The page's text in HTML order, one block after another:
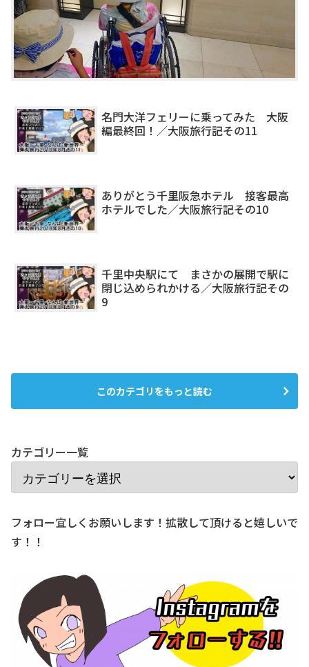
名門大洋フェリーに乗ってみた 大阪
編最終回！／大阪旅行記その11
ありがとう千里阪急ホテル 接客最高
ホテルでした／大阪旅行記その10
千里中央駅にて まさかの展開で駅に
閉じ込められかける／大阪旅行記その
9
このカテゴリをもっと読む
カテゴリー一覧
フォロー宜しくお願いします！拡散して頂けると嬉しいで
す！！